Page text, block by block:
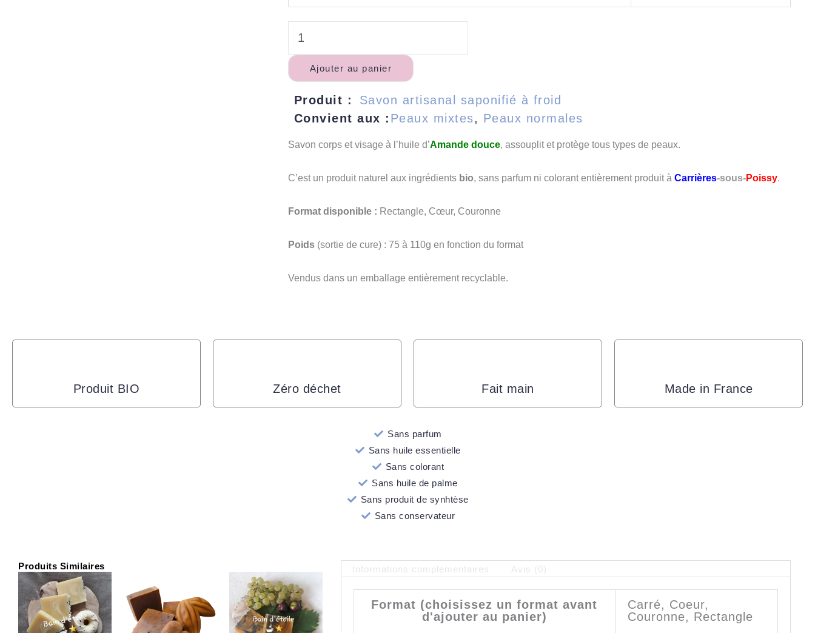
Ajouter au panier
Produit :
Savon artisanal saponifié à froid
Convient aux : Peaux mixtes, Peaux normales
Savon corps et visage à l’huile d’Amande douce, assouplit et protège tous types de peaux.
C’est un produit naturel aux ingrédients bio, sans parfum ni colorant entièrement produit à Carrières-sous-Poissy.
Format disponible : Rectangle, Cœur, Couronne
Poids(sortie de cure) : 75 à 110g en fonction du format
Vendus dans un emballage entièrement recyclable.
Produit BIO Zéro déchet Fait main Made in France
Sans parfum
Sans huile essentielle
Sans colorant
Sans huile de palme
Sans produit de synhtèse
Sans conservateur
Produits Similaires
Plage
de
prix :
7,00 €
à
8,00 €
prix :
8,00 €
à
9,00 €
de
prix :
7,00 €
8,00 €
Informations complémentaires Avis (0)
Format (choisissez un format avant
d'ajouter au panier)
Carré, Coeur,
Couronne, Rectangle